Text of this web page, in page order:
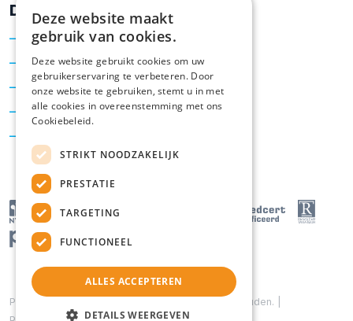
Diensten
Verkoop
Aankoop
Taxatie
Hypotheken
Powered by Alle rechten voorbehouden. |
Deze website maakt
gebruik van cookies.
Deze website gebruikt cookies om uw
gebruikerservaring te verbeteren. Door
onze website te gebruiken, stemt u in met
alle cookies in overeenstemming met ons
Cookiebeleid.
STRIKT NOODZAKELIJK
PRESTATIE
TARGETING
FUNCTIONEEL
ALLES ACCEPTEREN
DETAILS WEERGEVEN